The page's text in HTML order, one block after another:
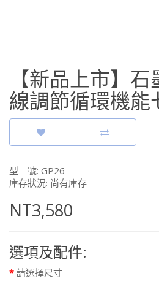
【新品上市】
線調節循環機能
型 號: GP26
庫存狀況: 尚有庫存
NT3,580
選項及配件:
請選擇尺寸